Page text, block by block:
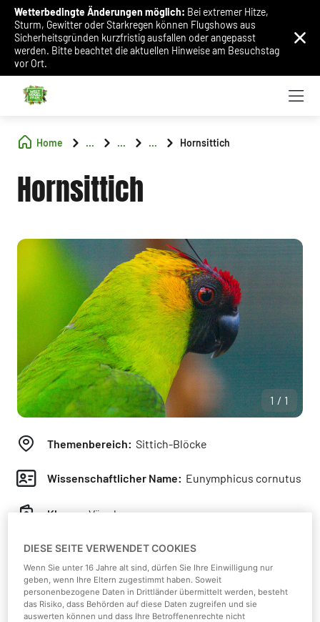
Wetterbedingte Änderungen möglich: Bei extremer Hitze,
Sturm, Gewitter oder Starkregen können Flugshows aus
Sicherheitsgründen kurzfristig ausfallen oder angepasst
werden. Bitte beachtet die aktuellen Hinweise am Besuchstag
vor Ort.
Home ... ... ... Hornsittich
Hornsittich
1/1
Themenbereich: Sittich-Blöcke
Wissenschaftlicher Name: Eunymphicus cornutus
Klasse: Vögel
Kontinent:Ozeanien
Lebensraum:
Tropische Berg- und Küstenwälder,
Buschland
DIESE SEITE VERWENDET COOKIES
Wenn Sie unter 16 Jahre alt sind, dürfen Sie Ihre Einwilligung nur
geben, wenn Ihre Eltern zugestimmt haben. Soweit
personenbezogene Daten in Drittländer übermittelt werden, besteht
das Risiko, dass Behörden auf diese Daten zugreifen und sie
auswerten können und dass Ihre Betroffenenrechte nicht